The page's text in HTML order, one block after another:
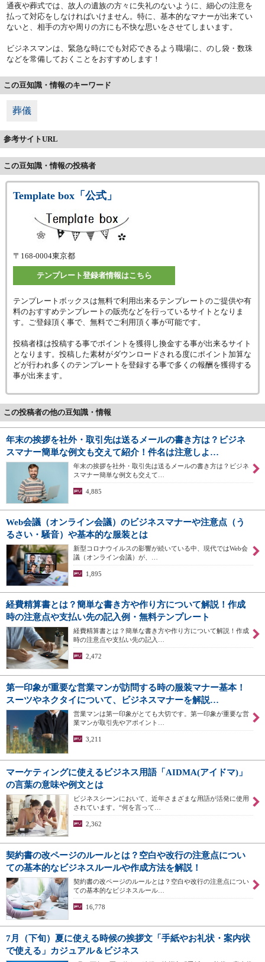
通夜や葬式では、故人の遺族の方々に失礼のないように、細心の注意を
払って対応をしなければいけません。特に、基本的なマナーが出来てい
ないと、相手の方や周りの方にも不快な思いをさせてしまいます。
ビジネスマンは、緊急な時にでも対応できるよう職場に、のし袋・数珠
などを常備しておくことをおすすめします！
この豆知識・情報のキーワード
葬儀
参考サイトURL
この豆知識・情報の投稿者
Template box「公式」
〒168-0004東京都
テンプレート登録者情報はこちら
テンプレートボックスは無料で利用出来るテンプレートのご提供や有
料のおすすめテンプレートの販売などを行っているサイトとなりま
す。ご登録頂く事で、無料でご利用頂く事が可能です。
投稿者様は投稿する事でポイントを獲得し換金する事が出来るサイト
となります。投稿した素材がダウンロードされる度にポイント加算な
どが行われ多くのテンプレートを登録する事で多くの報酬を獲得する
事が出来ます。
この投稿者の他の豆知識・情報
年末の挨拶を社外・取引先は送るメールの書き方は？ビジネ
スマナー簡単な例文も交えて紹介！件名は注意しよ…
年末の挨拶を社外・取引先は送るメールの書き方は？ビジネ
スマナー簡単な例文も交えて…
4,885
Web会議（オンライン会議）のビジネスマナーや注意点（う
るさい・騒音）や基本的な服装とは
新型コロナウイルスの影響が続いている中、現代ではWeb会
議（オンライン会議）が、…
1,895
経費精算書とは？簡単な書き方や作り方について解説！作成
時の注意点や支払い先の記入例・無料テンプレート
経費精算書とは？簡単な書き方や作り方について解説！作成
時の注意点や支払い先の記入…
2,472
第一印象が重要な営業マンが訪問する時の服装マナー基本！
スーツやネクタイについて、ビジネスマナーを解説…
営業マンは第一印象がとても大切です。第一印象が重要な営
業マンが取引先やアポイント…
3,211
マーケティングに使えるビジネス用語「AIDMA(アイドマ)」
の言葉の意味や例文とは
ビジネスシーンにおいて、近年さまざまな用語が活発に使用
されています。“何を言って…
2,362
契約書の改ページのルールとは？空白や改行の注意点につい
ての基本的なビジネスルールや作成方法を解説！
契約書の改ページのルールとは？空白や改行の注意点につい
ての基本的なビジネスルール…
16,778
7月（下旬）夏に使える時候の挨拶文「手紙やお礼状・案内状
で使える」カジュアル＆ビジネス